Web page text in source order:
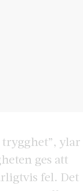
ylar
ges att
fel. Det